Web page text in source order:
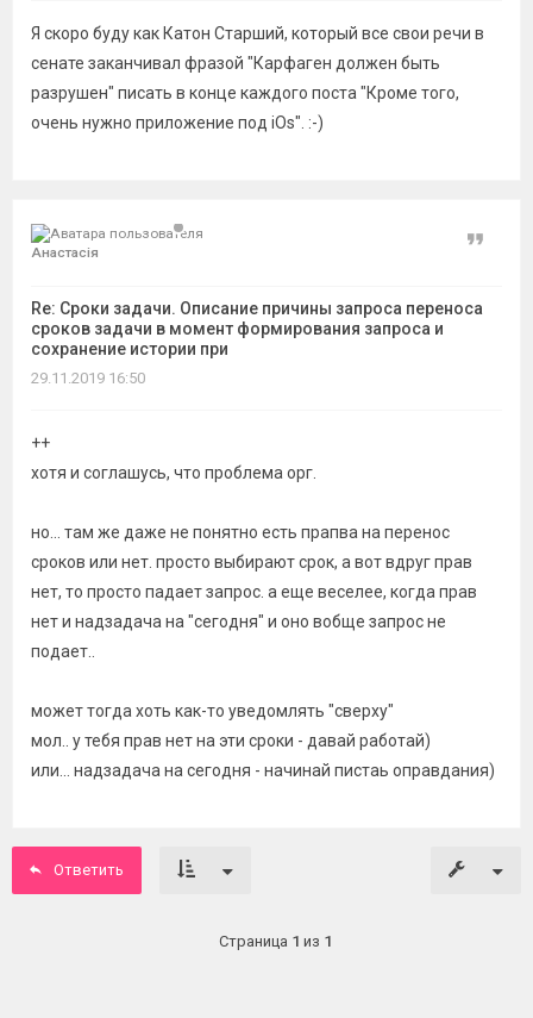
Я скоро буду как Катон Старший, который все свои речи в
сенате заканчивал фразой "Карфаген должен быть
разрушен" писать в конце каждого поста "Кроме того,
очень нужно приложение под iOs". :-)
Анастасія
Re: Сроки задачи. Описание причины запроса переноса
сроков задачи в момент формирования запроса и
сохранение истории при
Цитата
29.11.2019 16:50
++
хотя и соглашусь, что проблема орг.
но... там же даже не понятно есть прапва на перенос
сроков или нет. просто выбирают срок, а вот вдруг прав
нет, то просто падает запрос. а еще веселее, когда прав
нет и надзадача на "сегодня" и оно вобще запрос не
подает..
может тогда хоть как-то уведомлять "сверху"
мол.. у тебя прав нет на эти сроки - давай работай)
или... надзадача на сегодня - начинай пистаь оправдания)
Ответить
Страница 1 из 1